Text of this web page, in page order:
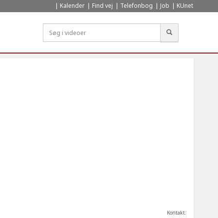
Kalender Find vej Telefonbog Job KUnet
Kontakt: